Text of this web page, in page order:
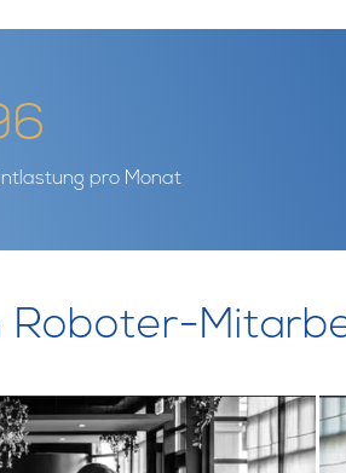
6
pro Monat
Roboter-